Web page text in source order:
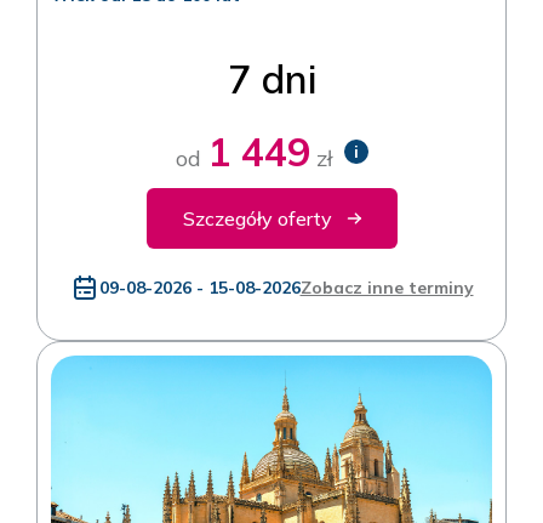
7 dni
od 1 449 zł i
Szczegóły oferty
09-08-2026 - 15-08-2026Zobacz inne terminy